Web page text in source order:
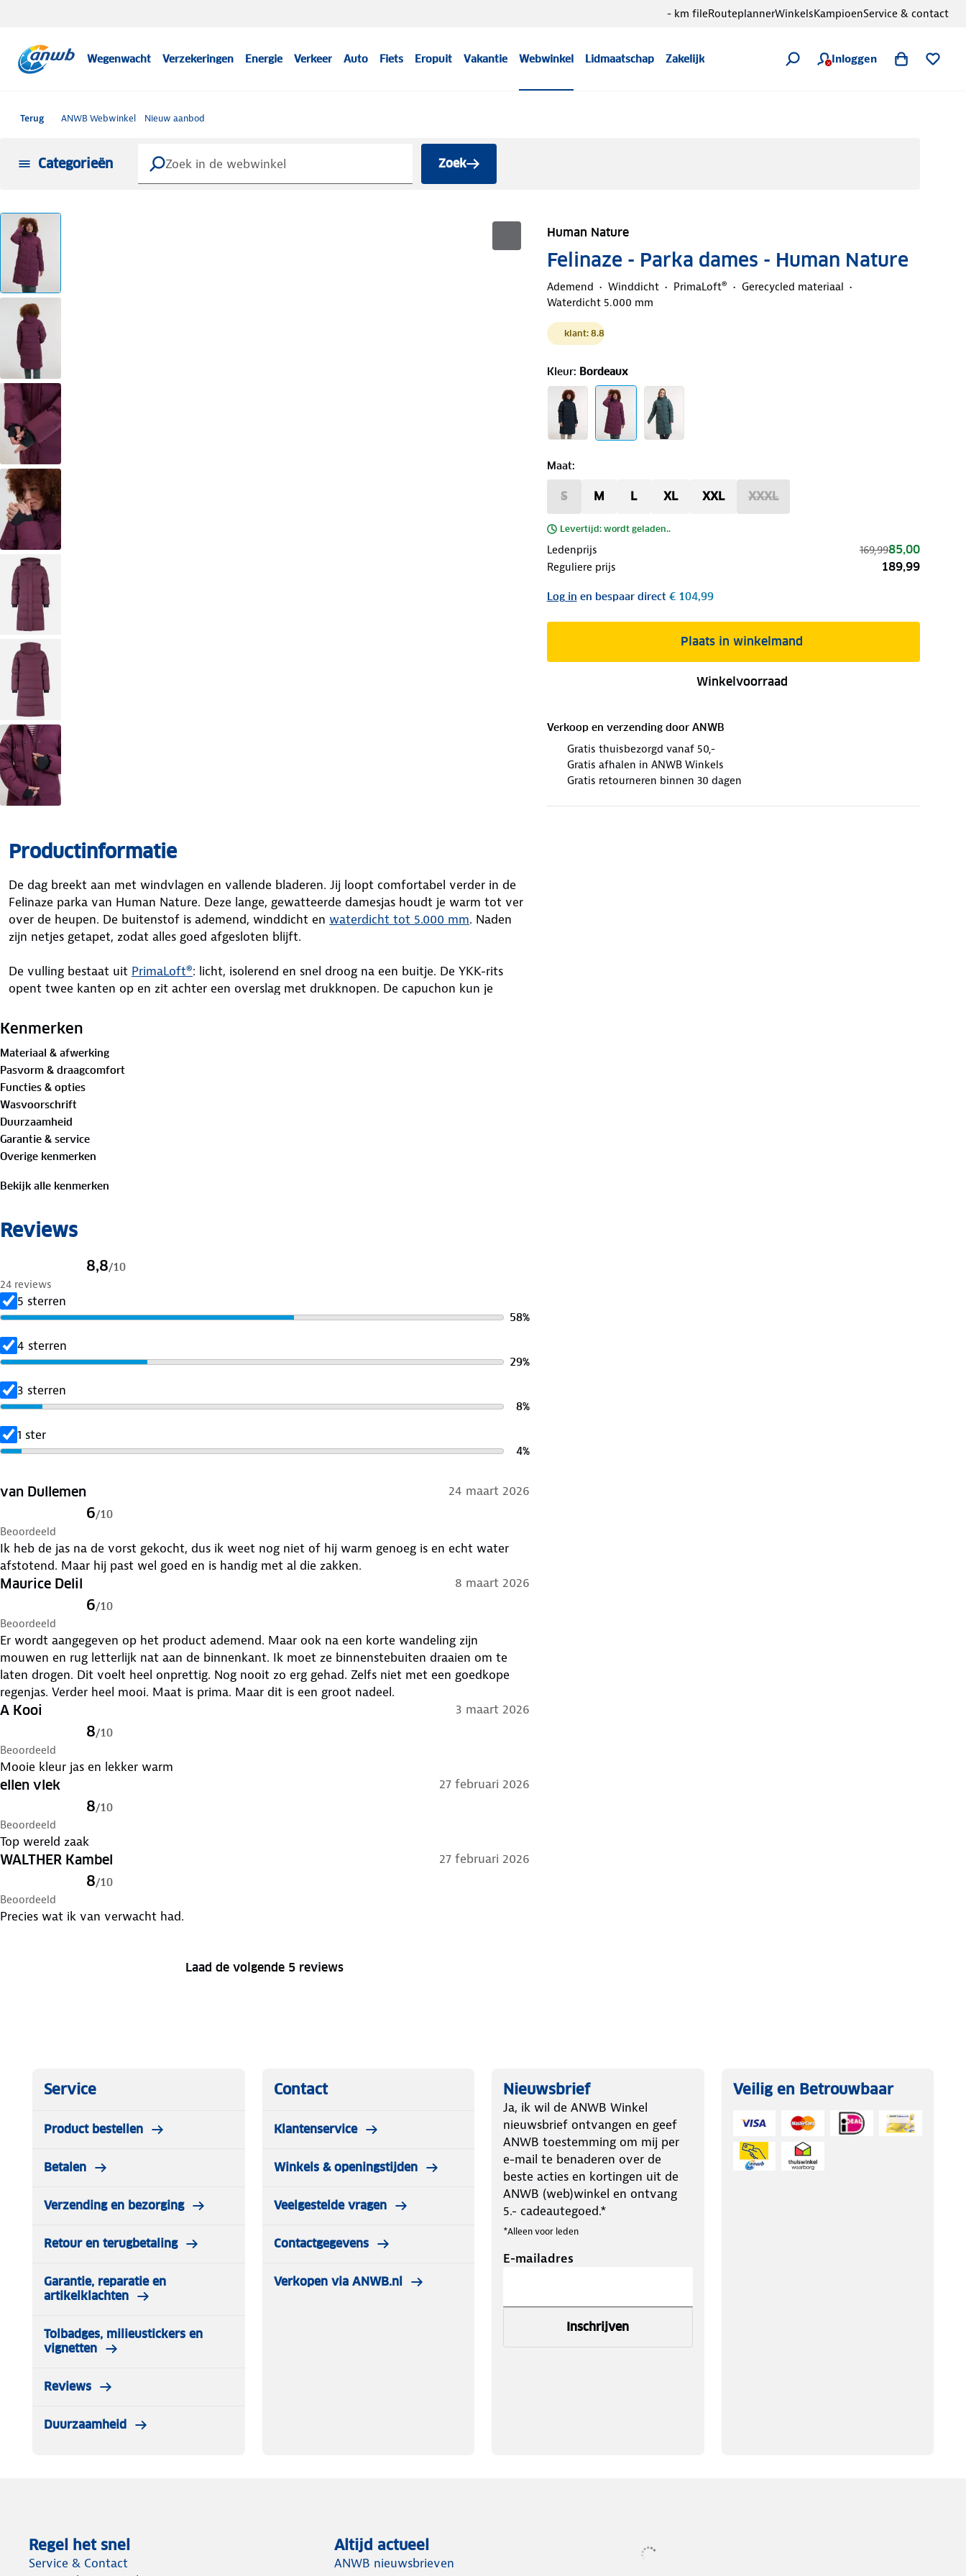
Wegenwacht Verzekeringen Energie Verkeer Auto Fiets Eropuit Vakantie Webwinkel Lidmaatschap Zakelijk Inloggen
- km fileRouteplannerWinkelsKampioenService & contact
Terug ANWB Webwinkel Nieuw aanbod
Categorieën Zoek
Human Nature
Felinaze - Parka dames - Human Nature
Ademend Winddicht PrimaLoft®
Gerecycled materiaal
Waterdicht 5.000 mm
klant: 8.8
Kleur: Bordeaux
Maat:
S M L XL XXL XXXL
Levertijd: wordt geladen..
Ledenprijs 169,9985,00
Reguliere prijs 189,99
Log in en bespaar direct€ 104,99
Plaats in winkelmand
Winkelvoorraad
Verkoop en verzending door ANWB
Gratis thuisbezorgd vanaf 50,-
Gratis afhalen in ANWB Winkels
Gratis retourneren binnen 30 dagen
Productinformatie
De dag breekt aan met windvlagen en vallende bladeren. Jij loopt comfortabel verder in de
Felinaze parka van Human Nature. Deze lange, gewatteerde damesjas houdt je warm tot ver
over de heupen. De buitenstof is ademend, winddicht en waterdicht tot 5.000 mm. Naden
zijn netjes getapet, zodat alles goed afgesloten blijft.
De vulling bestaat uit PrimaLoft®: licht, isolerend en snel droog na een buitje. De YKK-rits
opent twee kanten op en zit achter een overslag met drukknopen. De capuchon kun je
zeven zakken heb je genoeg plek voor je spullen. Een reflectieband in het zakje op de
Bewust onderweg met hergebruikt materiaal
Buitenstof: 100%
Voering: 100% gerecycled polyamide
Vulling: 100% gerecycled polyester
Verleng de levensduur van je kleding met goed
Lever het in bij onze winkels. Wij geven er een nieuwe bestemming aan.
Kenmerken
Materiaal & afwerking
Pasvorm & draagcomfort
Functies & opties
Wasvoorschrift
Duurzaamheid
Garantie & service
Overige kenmerken
Bekijk alle kenmerken
Reviews
8,8/10
24 reviews
5 sterren
58%
4 sterren
29%
3 sterren
8%
1 ster
4%
van Dullemen 24 maart 2026
6/10
Beoordeeld
Ik heb de jas na de vorst gekocht, dus ik weet nog niet of hij warm genoeg is en echt water
afstotend. Maar hij past wel goed en is handig met al die zakken.
Maurice Delil 8 maart 2026
6/10
Beoordeeld
Er wordt aangegeven op het product ademend. Maar ook na een korte wandeling zijn
mouwen en rug letterlijk nat aan de binnenkant. Ik moet ze binnenstebuiten draaien om te
laten drogen. Dit voelt heel onprettig. Nog nooit zo erg gehad. Zelfs niet met een goedkope
regenjas. Verder heel mooi. Maat is prima. Maar dit is een groot nadeel.
A Kooi 3 maart 2026
8/10
Beoordeeld
Mooie kleur jas en lekker warm
ellen vlek 27 februari 2026
8/10
Beoordeeld
Top wereld zaak
WALTHER Kambel 27 februari 2026
8/10
Beoordeeld
Precies wat ik van verwacht had.
Laad de volgende 5 reviews
Service
Product bestellen
Betalen
Verzending en bezorging
Retour en terugbetaling
Garantie, reparatie en
artikelklachten
Tolbadges, milieustickers en
vignetten
Reviews
Duurzaamheid
Contact
Klantenservice
Winkels & openingstijden
Veelgestelde vragen
Contactgegevens
Verkopen via ANWB.nl
Nieuwsbrief
Ja, ik wil de ANWB Winkel
nieuwsbrief ontvangen en geef
ANWB toestemming om mij per
e-mail te benaderen over de
beste acties en kortingen uit de
ANWB (web)winkel en ontvang
5.- cadeautegoed.*
*Alleen voor leden
E-mailadres
Inschrijven
Veilig en Betrouwbaar
Regel het snel
Service & Contact
Altijd actueel
ANWB nieuwsbrieven